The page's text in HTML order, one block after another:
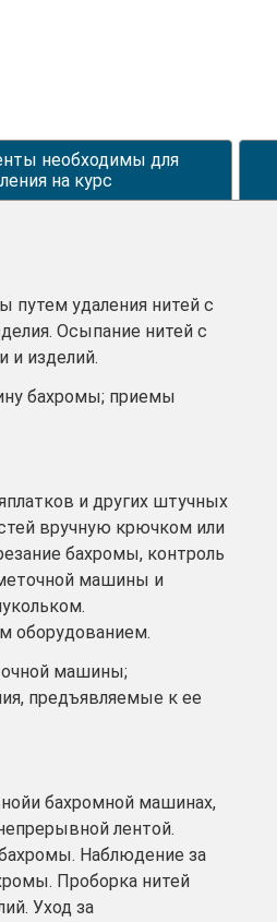
необходимы для
на курс
путем удаления нитей с
Осыпание нитей с
и изделий.
бахромы; приемы
и других штучных
вручную крючком или
бахромы, контроль
машины и
оборудованием.
машины;
предъявляемые к ее
бахромной машинах,
лентой.
Наблюдение за
Проборка нитей
Уход за